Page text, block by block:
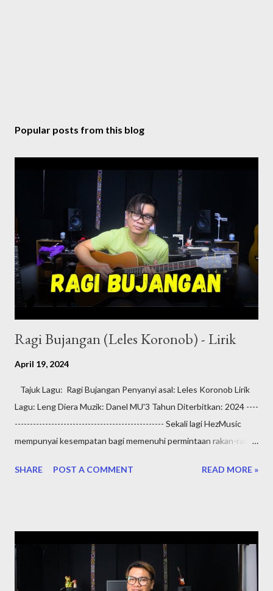
Popular posts from this blog
Ragi Bujangan (Leles Koronob) - Lirik
April 19, 2024
Tajuk Lagu: Ragi Bujangan Penyanyi asal: Leles Koronob Lirik
Lagu: Leng Diera Muzik: Danel MU'3 Tahun Diterbitkan: 2024 ----
------------------------------------------------- Sekali lagi HezMusic
mempunyai kesempatan bagi memenuhi permintaan rakan-rakan
tempatan Sabah yang sedang mendapat perhatian ramai iaitu
RAGI BUJANGAN Kada berpura bujang Manganu ginawo
Sumandak rasuk taragang Tanak songindad indad Hilod walai
koulihan nu Mantad manau panau Waro nopo kesusahan Sawo
SHARE POST A COMMENT READ MORE »